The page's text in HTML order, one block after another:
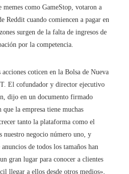
memes como GameStop, votaron a
Reddit cuando comiencen a pagar en
surgen de la falta de ingresos de
por la competencia.
acciones coticen en la Bolsa de Nueva
El cofundador y director ejecutivo
dijo en un documento firmado
la empresa tiene muchas
tanto la plataforma como el
nuestro negocio número uno, y
de todos los tamaños han
gran lugar para conocer a clientes
llegar a ellos desde otros medios»,